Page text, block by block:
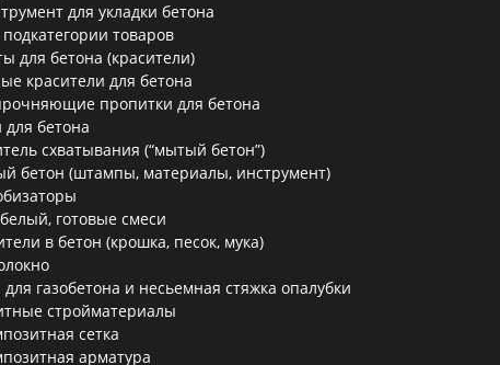
для укладки бетона
подкатегории товаров
для бетона (красители)
красители для бетона
пропитки для бетона
для бетона
схватывания (“мытый бетон”)
бетон (штампы, материалы, инструмент)
готовые смеси
в бетон (крошка, песок, мука)
газобетона и несьемная стяжка опалубки
стройматериалы
сетка
арматура